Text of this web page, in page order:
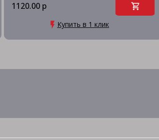
1120.00 р
Купить в 1 клик